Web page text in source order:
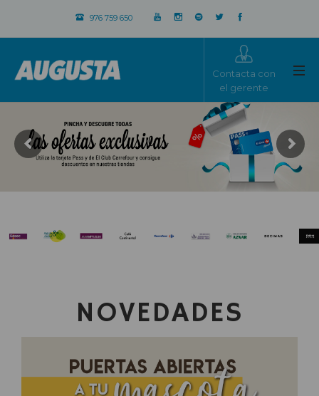
976 759 650
Contacta con
el gerente
NOVEDADES